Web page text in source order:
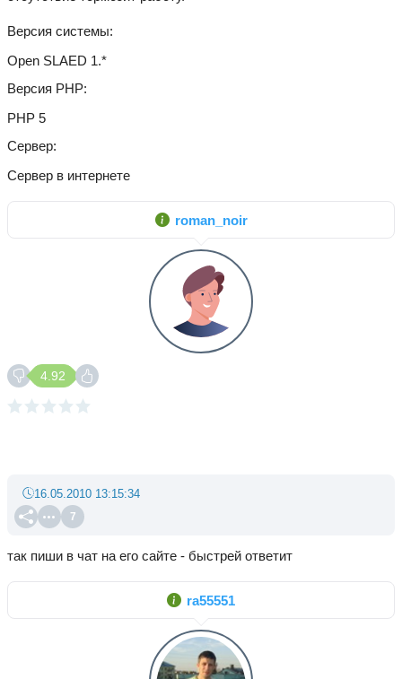
Версия системы
Open SLAED 1.*
Версия PHP
PHP 5
Сервер
Сервер в интернете
roman_noir
4.92
7
16.05.2010 13:15:34
так пиши в чат на его сайте - быстрей ответит
ra55551